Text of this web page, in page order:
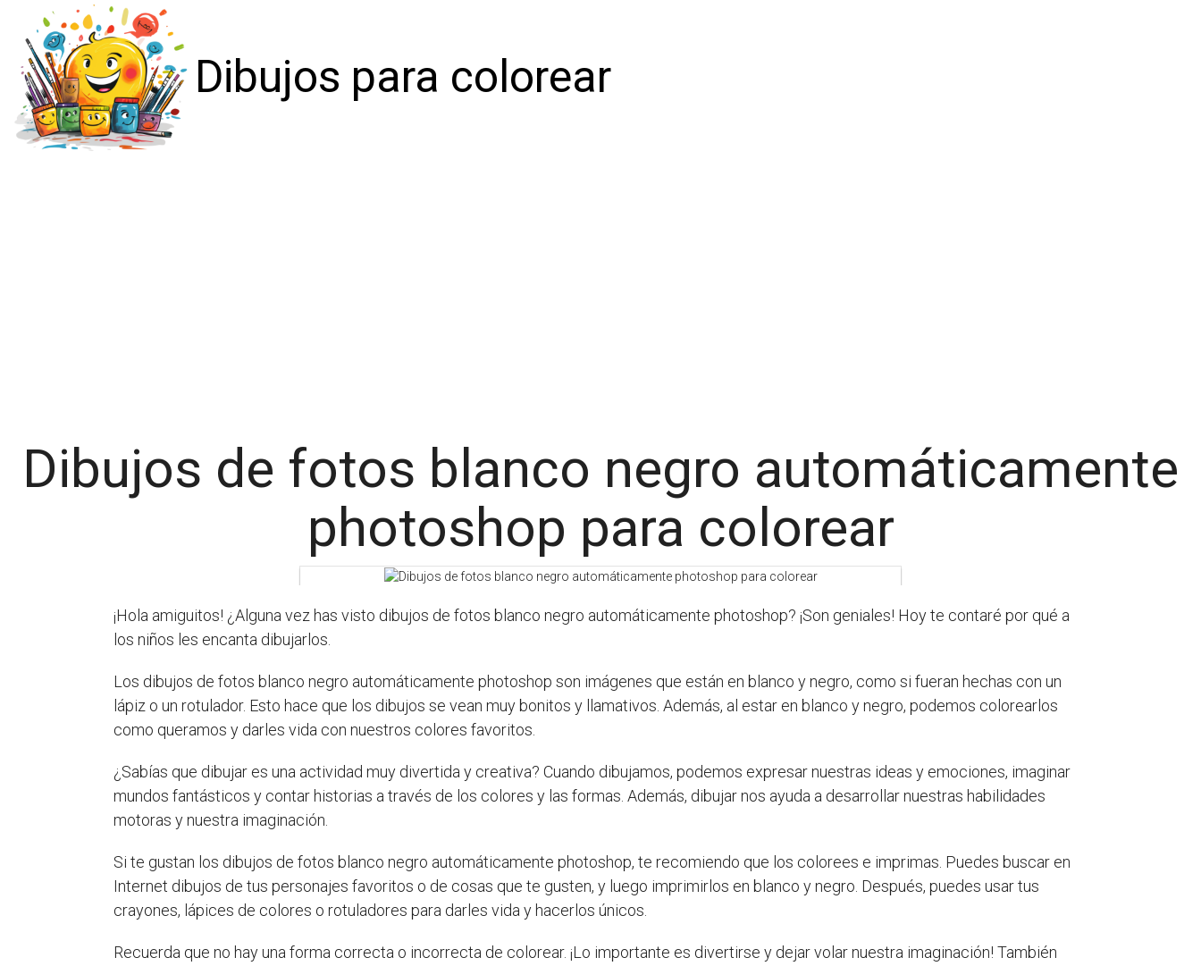
Dibujos para colorear
Dibujos de fotos blanco negro automáticamente
photoshop para colorear
¡Hola amiguitos! ¿Alguna vez has visto dibujos de fotos blanco negro automáticamente photoshop? ¡Son geniales! Hoy te contaré por qué a
los niños les encanta dibujarlos.
Los dibujos de fotos blanco negro automáticamente photoshop son imágenes que están en blanco y negro, como si fueran hechas con un
lápiz o un rotulador. Esto hace que los dibujos se vean muy bonitos y llamativos. Además, al estar en blanco y negro, podemos colorearlos
como queramos y darles vida con nuestros colores favoritos.
¿Sabías que dibujar es una actividad muy divertida y creativa? Cuando dibujamos, podemos expresar nuestras ideas y emociones, imaginar
mundos fantásticos y contar historias a través de los colores y las formas. Además, dibujar nos ayuda a desarrollar nuestras habilidades
motoras y nuestra imaginación.
Si te gustan los dibujos de fotos blanco negro automáticamente photoshop, te recomiendo que los colorees e imprimas. Puedes buscar en
Internet dibujos de tus personajes favoritos o de cosas que te gusten, y luego imprimirlos en blanco y negro. Después, puedes usar tus
crayones, lápices de colores o rotuladores para darles vida y hacerlos únicos.
Recuerda que no hay una forma correcta o incorrecta de colorear. ¡Lo importante es divertirse y dejar volar nuestra imaginación! También